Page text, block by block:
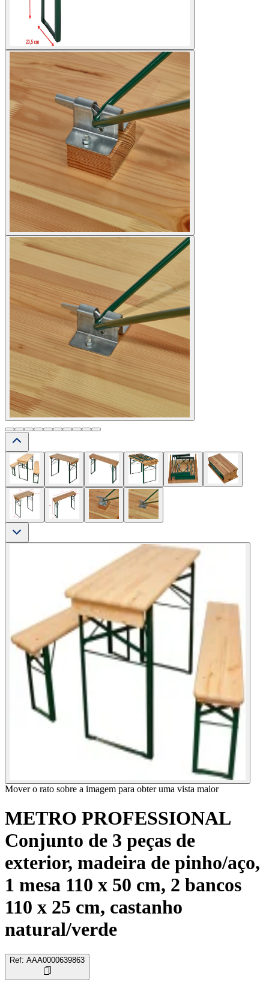
Mover o rato sobre a imagem para obter uma vista maior
METRO PROFESSIONAL
Conjunto de 3 peças de
exterior, madeira de pinho/aço,
1 mesa 110 x 50 cm, 2 bancos
110 x 25 cm, castanho
natural/verde
Ref: AAA0000639863